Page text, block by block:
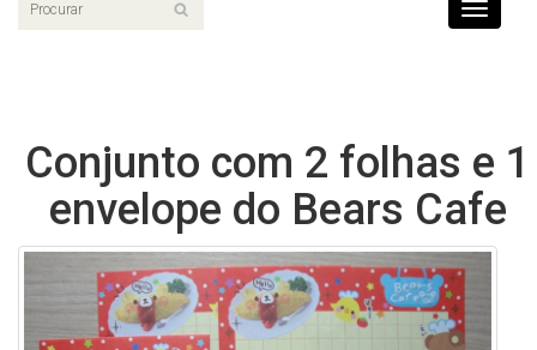
Toggle
Conjunto com 2 folhas e 1
envelope do Bears Cafe